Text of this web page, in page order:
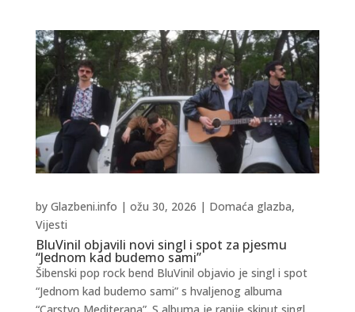
BluVinil objavili novi singl i spot za pjesmu
“Jednom kad budemo sami”
by Glazbeni.info | ožu 30, 2026 | Domaća glazba,
Vijesti
Šibenski pop rock bend BluVinil objavio je singl i spot
“Jednom kad budemo sami” s hvaljenog albuma